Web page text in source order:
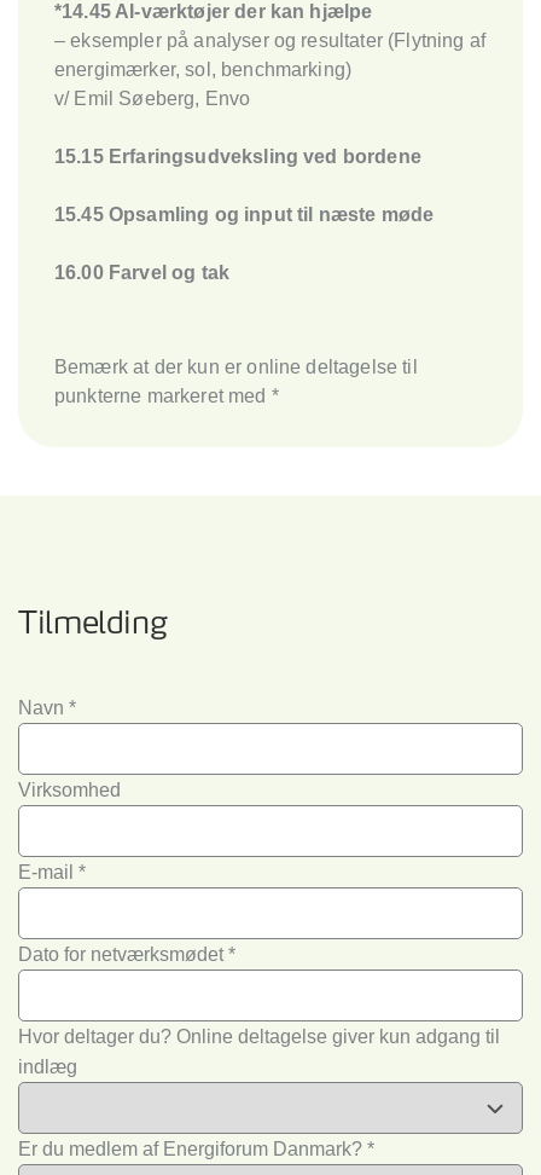
*14.45 AI-værktøjer der kan hjælpe
– eksempler på analyser og resultater (Flytning af
energimærker, sol, benchmarking)
v/ Emil Søeberg, Envo
15.15 Erfaringsudveksling ved bordene
15.45 Opsamling og input til næste møde
16.00 Farvel og tak
Bemærk at der kun er online deltagelse til
punkterne markeret med *
Tilmelding
Navn *
Virksomhed
E-mail *
Dato for netværksmødet *
Hvor deltager du? Online deltagelse giver kun adgang til
indlæg
Er du medlem af Energiforum Danmark? *